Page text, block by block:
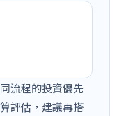
流程的投資優先
評估，建議再搭